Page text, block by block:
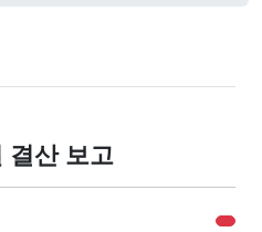
결산 보고